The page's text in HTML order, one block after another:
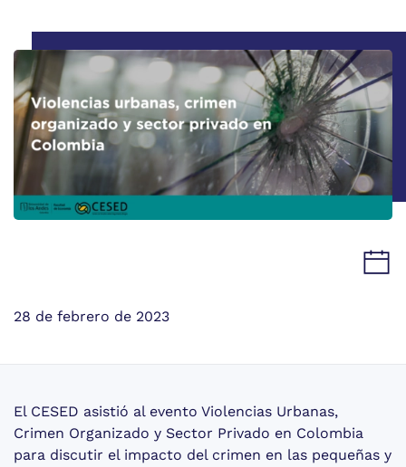
28 de febrero de 2023
El CESED asistió al evento Violencias Urbanas,
Crimen Organizado y Sector Privado en Colombia
para discutir el impacto del crimen en las pequeñas y